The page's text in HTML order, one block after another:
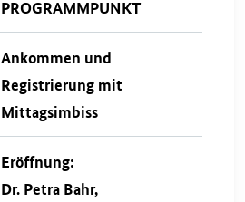
PROGRAMMPUNKT
Ankommen und
Registrierung mit
Mittagsimbiss
Eröffnung:
Dr. Petra Bahr,